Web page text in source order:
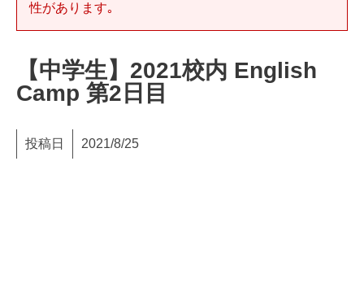
性があります｡
【中学生】2021校内 English
Camp 第2日目
投稿日 2021/8/25